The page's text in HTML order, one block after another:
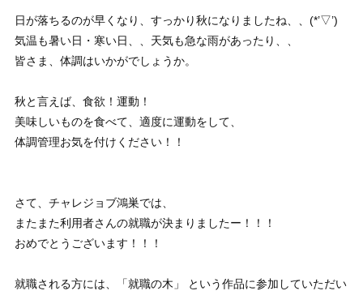
日が落ちるのが早くなり、すっかり秋になりましたね、、(*’▽’)
気温も暑い日・寒い日、、天気も急な雨があったり、、
皆さま、体調はいかがでしょうか。
秋と言えば、食欲！運動！
美味しいものを食べて、適度に運動をして、
体調管理お気を付けください！！
さて、チャレジョブ鴻巣では、
またまた利用者さんの就職が決まりましたー！！！
おめでとうございます！！！
就職される方には、「就職の木」 という作品に参加していただい